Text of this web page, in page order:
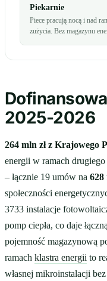
Piekarnie
Piece pracują nocą i nad
zużycia. Bez magazynu
2025-2026
264 mln zł z Krajowego
energii w ramach
– łącznie 19 umów na 628
społeczności
3733 instalacje
pomp ciepła, co daje
pojemność magazynową
ramach klastra energii to
własnej mikroinstalacji